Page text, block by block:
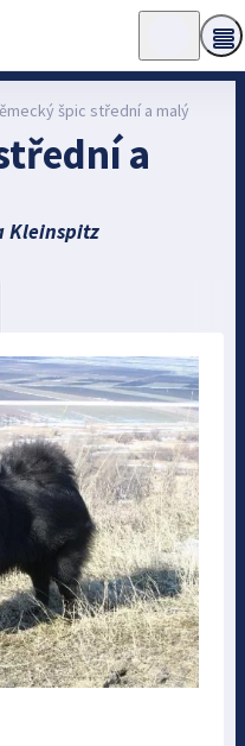
špic střední a malý
a
Kleinspitz